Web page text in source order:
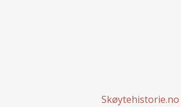
Skøytehistorie.no